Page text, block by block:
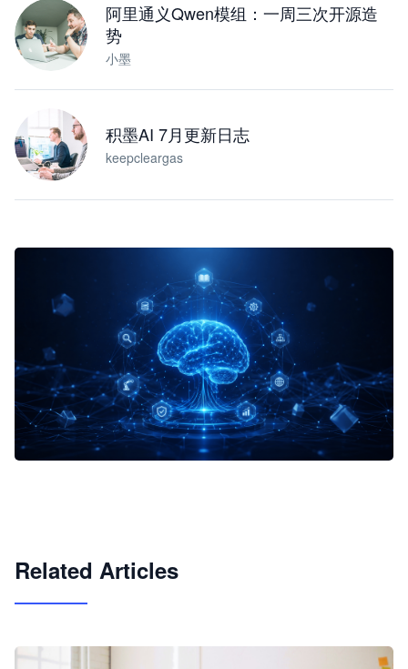
阿里通义Qwen模组：一周三次开源造
势
小墨
积墨AI 7月更新日志
keepcleargas
Related Articles